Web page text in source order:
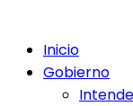
Inicio
Gobierno